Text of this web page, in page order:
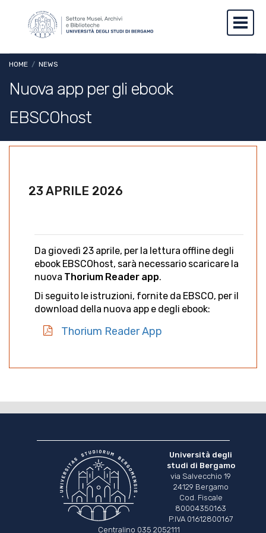
Briciole di pane
HOME / NEWS
Nuova app per gli ebook
EBSCOhost
23 APRILE 2026
Da giovedì 23 aprile, per la lettura offline degli
ebook EBSCOhost, sarà necessario scaricare la
nuova Thorium Reader app.
Di seguito le istruzioni, fornite da EBSCO, per il
download della nuova app e degli ebook:
Thorium Reader App
Università degli
studi di Bergamo
via Salvecchio 19
24129 Bergamo
Cod. Fiscale
80004350163
P.IVA 01612800167
Centralino 035 2052111